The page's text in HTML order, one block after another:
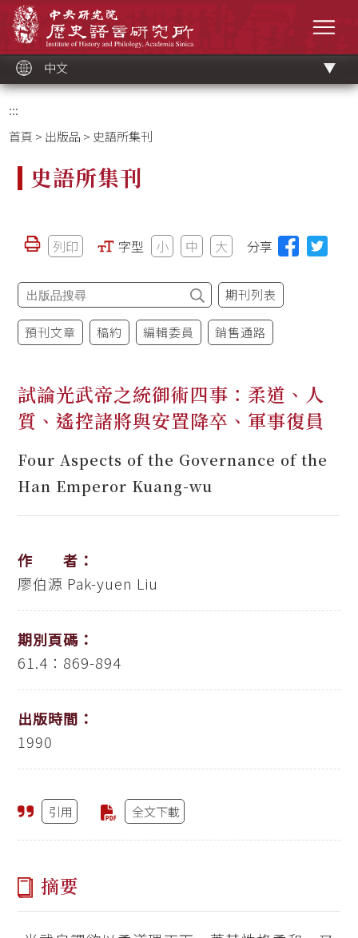
中文
:::
首頁 > 出版品 > 史語所集刊
史語所集刊
列印 字型 小 中 大 分享
期刊列表
預刊文章 稿約 編輯委員 銷售通路
試論光武帝之統御術四事：柔道、人
質、遙控諸將與安置降卒、軍事復員
Four Aspects of the Governance of the
Han Emperor Kuang-wu
作 者：
廖伯源 Pak-yuen Liu
期別頁碼：
61.4：869-894
出版時間：
1990
引用 全文下載
摘要